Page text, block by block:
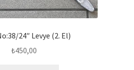
24″ Levye (2. El)
₺450,00